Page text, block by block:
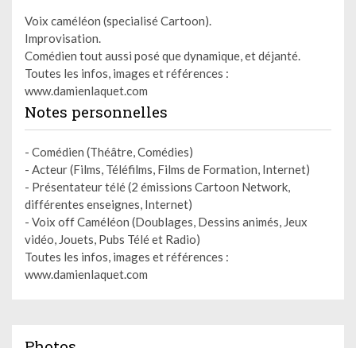
Voix caméléon (specialisé Cartoon).
Improvisation.
Comédien tout aussi posé que dynamique, et déjanté.
Toutes les infos, images et références :
www.damienlaquet.com
Notes personnelles
- Comédien (Théâtre, Comédies)
- Acteur (Films, Téléfilms, Films de Formation, Internet)
- Présentateur télé (2 émissions Cartoon Network,
différentes enseignes, Internet)
- Voix off Caméléon (Doublages, Dessins animés, Jeux
vidéo, Jouets, Pubs Télé et Radio)
Toutes les infos, images et références :
www.damienlaquet.com